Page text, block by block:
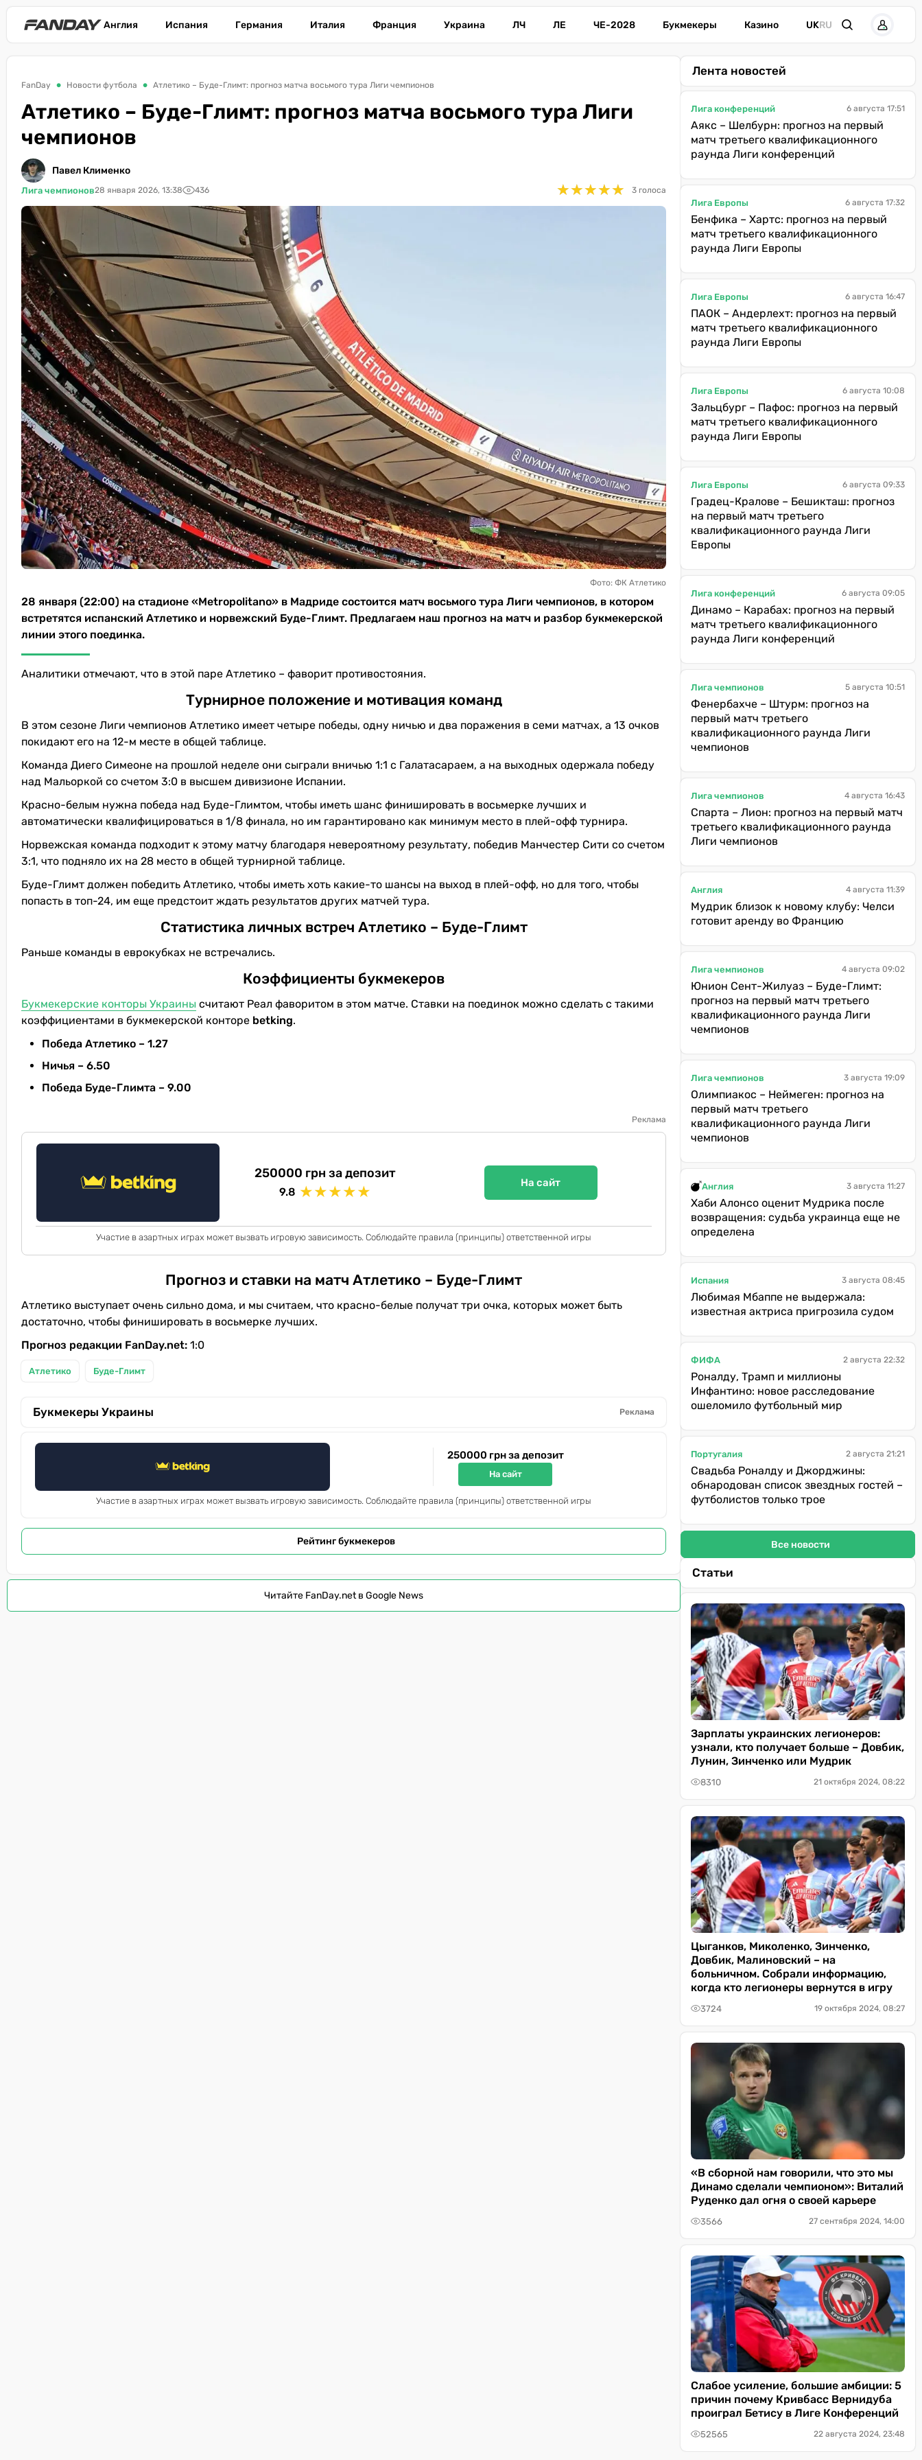
Англия Испания Германия Италия Франция Украина ЛЧ ЛЕ ЧЕ-2028 Букмекеры Казино UKRU
FanDay Новости футбола Атлетико – Буде-Глимт: прогноз матча восьмого тура Лиги чемпионов
Атлетико – Буде-Глимт: прогноз матча восьмого тура Лиги
чемпионов
Павел Клименко
Лига чемпионов28 января 2026, 13:38 436 ★★★★★
★★★★★ 3 голоса
Фото: ФК Атлетико
28 января (22:00) на стадионе «Metropolitano» в Мадриде состоится матч восьмого тура Лиги чемпионов, в котором
встретятся испанский Атлетико и норвежский Буде-Глимт. Предлагаем наш прогноз на матч и разбор букмекерской
линии этого поединка.
Аналитики отмечают, что в этой паре Атлетико – фаворит противостояния.
Турнирное положение и мотивация команд
В этом сезоне Лиги чемпионов Атлетико имеет четыре победы, одну ничью и два поражения в семи матчах, а 13 очков
покидают его на 12-м месте в общей таблице.
Команда Диего Симеоне на прошлой неделе они сыграли вничью 1:1 с Галатасараем, а на выходных одержала победу
над Мальоркой со счетом 3:0 в высшем дивизионе Испании.
Красно-белым нужна победа над Буде-Глимтом, чтобы иметь шанс финишировать в восьмерке лучших и
автоматически квалифицироваться в 1/8 финала, но им гарантировано как минимум место в плей-офф турнира.
Норвежская команда подходит к этому матчу благодаря невероятному результату, победив Манчестер Сити со счетом
3:1, что подняло их на 28 место в общей турнирной таблице.
Буде-Глимт должен победить Атлетико, чтобы иметь хоть какие-то шансы на выход в плей-офф, но для того, чтобы
попасть в топ-24, им еще предстоит ждать результатов других матчей тура.
Статистика личных встреч Атлетико – Буде-Глимт
Раньше команды в еврокубках не встречались.
Коэффициенты букмекеров
Букмекерские конторы Украины считают Реал фаворитом в этом матче. Ставки на поединок можно сделать с такими
коэффициентами в букмекерской конторе betking.
Победа Атлетико – 1.27
Ничья – 6.50
Победа Буде-Глимта – 9.00
Реклама
250000 грн за депозит
9.8 ★★★★★ На сайт
Участие в азартных играх может вызвать игровую зависимость. Соблюдайте правила (принципы) ответственной игры
Прогноз и ставки на матч Атлетико – Буде-Глимт
Атлетико выступает очень сильно дома, и мы считаем, что красно-белые получат три очка, которых может быть
достаточно, чтобы финишировать в восьмерке лучших.
Прогноз редакции FanDay.net: 1:0
Атлетико Буде-Глимт
Букмекеры Украины Реклама
250000 грн за депозит
На сайт
Участие в азартных играх может вызвать игровую зависимость. Соблюдайте правила (принципы) ответственной игры
Рейтинг букмекеров
Читайте FanDay.net в Google News
Лента новостей
Лига конференций 6 августа 17:51
Аякс – Шелбурн: прогноз на первый
матч третьего квалификационного
раунда Лиги конференций
Лига Европы 6 августа 17:32
Бенфика – Хартс: прогноз на первый
матч третьего квалификационного
раунда Лиги Европы
Лига Европы 6 августа 16:47
ПАОК – Андерлехт: прогноз на первый
матч третьего квалификационного
раунда Лиги Европы
Лига Европы 6 августа 10:08
Зальцбург – Пафос: прогноз на первый
матч третьего квалификационного
раунда Лиги Европы
Лига Европы 6 августа 09:33
Градец-Кралове – Бешикташ: прогноз
на первый матч третьего
квалификационного раунда Лиги
Европы
Лига конференций 6 августа 09:05
Динамо – Карабах: прогноз на первый
матч третьего квалификационного
раунда Лиги конференций
Лига чемпионов 5 августа 10:51
Фенербахче – Штурм: прогноз на
первый матч третьего
квалификационного раунда Лиги
чемпионов
Лига чемпионов 4 августа 16:43
Спарта – Лион: прогноз на первый матч
третьего квалификационного раунда
Лиги чемпионов
Англия 4 августа 11:39
Мудрик близок к новому клубу: Челси
готовит аренду во Францию
Лига чемпионов 4 августа 09:02
Юнион Сент-Жилуаз – Буде-Глимт:
прогноз на первый матч третьего
квалификационного раунда Лиги
чемпионов
Лига чемпионов 3 августа 19:09
Олимпиакос – Неймеген: прогноз на
первый матч третьего
квалификационного раунда Лиги
чемпионов
Англия 3 августа 11:27
Хаби Алонсо оценит Мудрика после
возвращения: судьба украинца еще не
определена
Испания 3 августа 08:45
Любимая Мбаппе не выдержала:
известная актриса пригрозила судом
ФИФА 2 августа 22:32
Роналду, Трамп и миллионы
Инфантино: новое расследование
ошеломило футбольный мир
Португалия 2 августа 21:21
Свадьба Роналду и Джорджины:
обнародован список звездных гостей –
футболистов только трое
Все новости
Статьи
Зарплаты украинских легионеров:
узнали, кто получает больше – Довбик,
Лунин, Зинченко или Мудрик
8310 21 октября 2024, 08:22
Цыганков, Миколенко, Зинченко,
Довбик, Малиновский – на
больничном. Собрали информацию,
когда кто легионеры вернутся в игру
3724 19 октября 2024, 08:27
«В сборной нам говорили, что это мы
Динамо сделали чемпионом»: Виталий
Руденко дал огня о своей карьере
3566 27 сентября 2024, 14:00
Слабое усиление, большие амбиции: 5
причин почему Кривбасс Вернидуба
проиграл Бетису в Лиге Конференций
52565 22 августа 2024, 23:48